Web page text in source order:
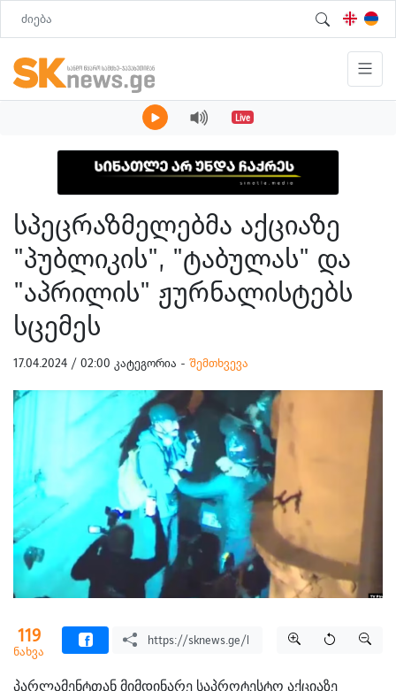
Live
სპეცრაზმელებმა აქციაზე
"პუბლიკის", "ტაბულას" და
"აპრილის" ჟურნალისტებს
სცემეს
17.04.2024 / 02:00 კატეგორია - შემთხვევა
119
ნახვა
პარლამენტთან მიმდინარე საპროტესტო აქციაზე